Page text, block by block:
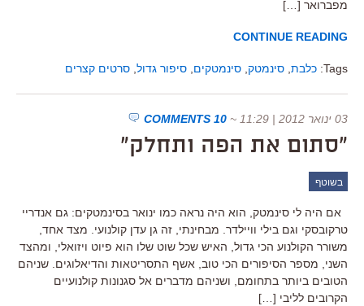
מפברואר […]
CONTINUE READING
Tags: כלבת סינמטק סינמטקים סיפור גדול סרטים קצרים
03 ינואר 2012 | 11:29 ~
10 COMMENTS
"סתום את הפה ותחלק"
בשוטף
אם היה לי סינמטק, הוא היה נראה כמו ינואר בסינמטקים: גם אנדריי
טרקובסקי וגם בילי וויילדר. מבחינתי, זה גן עדן קולנועי. מצד אחד,
משורר הקולנוע הכי גדול, האיש שכל שוט שלו הוא פיוט ויזואלי, ומהצד
השני, מספר הסיפורים הכי טוב, אשף התסריטאות והדיאלוגים. שניהם
הטובים ביותר בתחומם, ושניהם מדברים אל סגנונות קולנועיים
הקרובים לליבי […]